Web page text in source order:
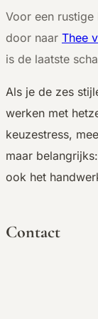
Voor een
door naar Thee
is de laatste
Als je de zes
werken met
keuzestress,
maar
ook het
Contact